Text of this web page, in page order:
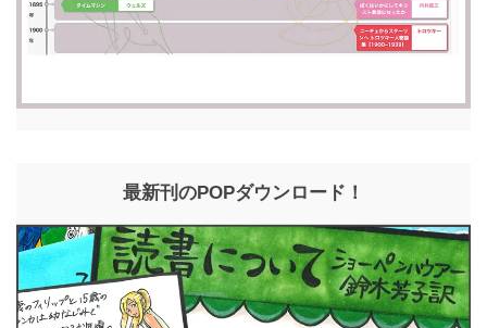
最新刊のPOPダウンロード！